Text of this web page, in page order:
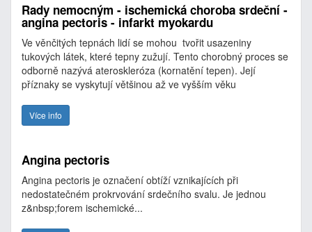
Rady nemocným - ischemická choroba srdeční -
angina pectoris - infarkt myokardu
Ve věnčitých tepnách lidí se mohou tvořit usazeniny
tukových látek, které tepny zužují. Tento chorobný proces se
odborně nazývá ateroskleróza (kornatění tepen). Její
příznaky se vyskytují většinou až ve vyšším věku
Více info
Angina pectoris
Angina pectoris je označení obtíží vznikajících při
nedostatečném prokrvování srdečního svalu. Je jednou
z&nbsp;forem ischemické...